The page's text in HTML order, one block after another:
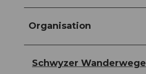
Organisation
Schwyzer Wanderwege